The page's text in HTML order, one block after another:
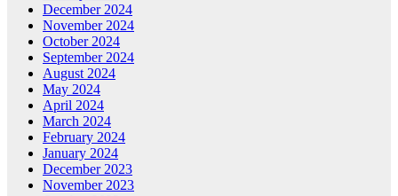
December 2024
November 2024
October 2024
September 2024
August 2024
May 2024
April 2024
March 2024
February 2024
January 2024
December 2023
November 2023